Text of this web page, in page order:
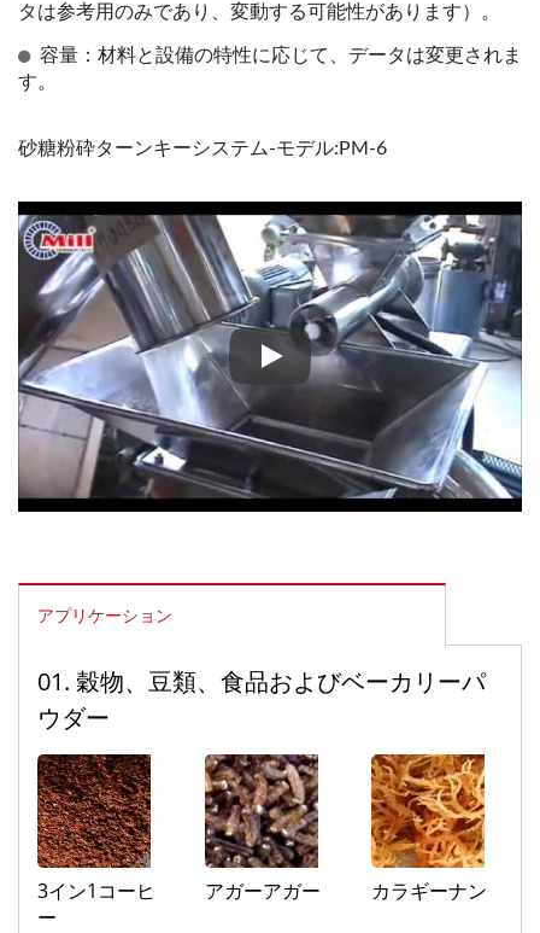
タは参考用のみであり、変動する可能性があります）。
容量：材料と設備の特性に応じて、データは変更されま
す。
砂糖粉砕ターンキーシステム-モデル:PM-6
砂糖粉砕ターンキーシステム-
アプリケーション
01. 穀物、豆類、食品およびベーカリーパ
ウダー
3イン1コーヒ
ー
アガーアガー カラギーナン